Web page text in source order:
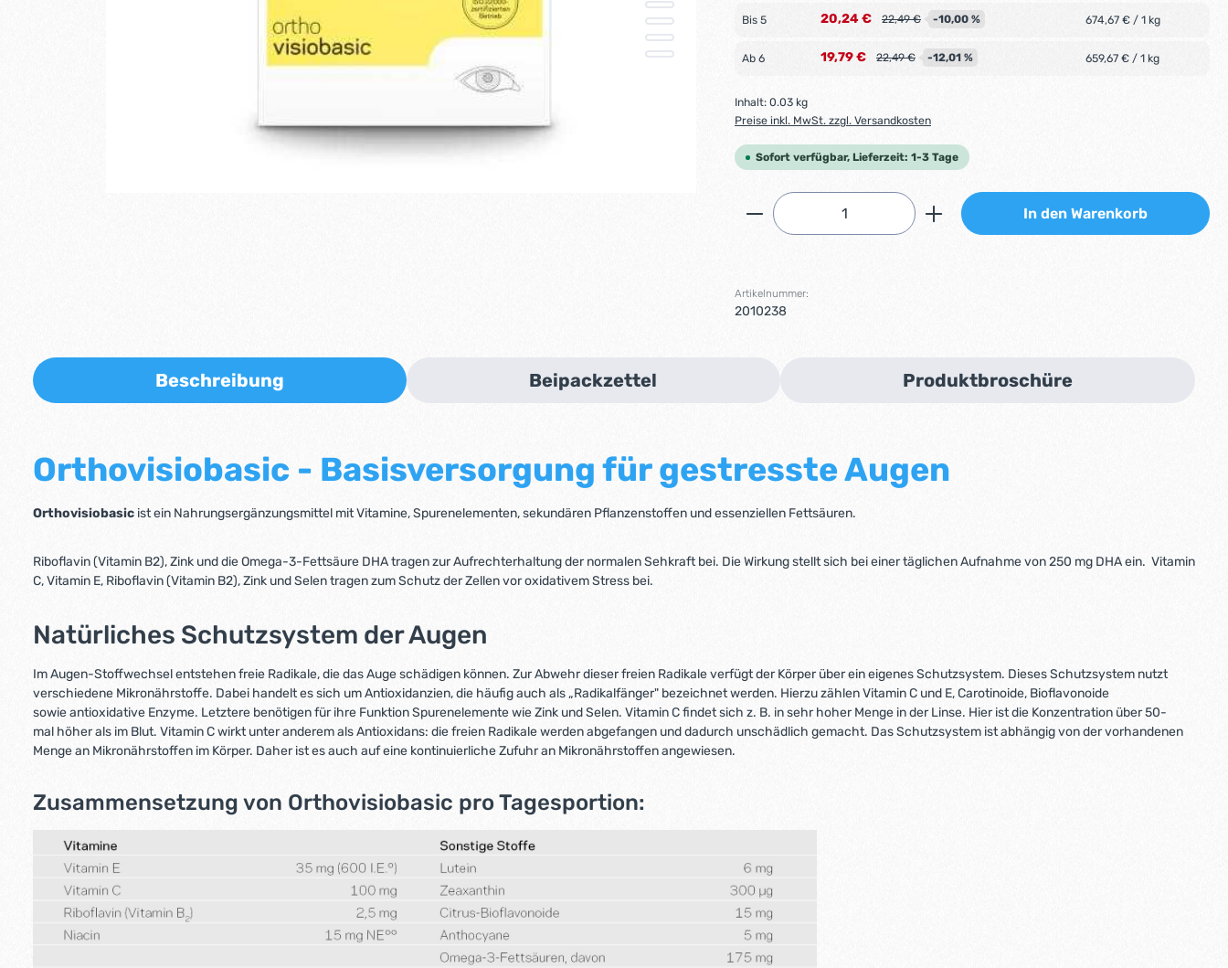
Bis 5 20,24 € 22,49 € -10,00 % 674,67 € / 1 kg
Ab 6 19,79 € 22,49 € -12,01 % 659,67 € / 1 kg
Inhalt: 0.03 kg
Preise inkl. MwSt. zzgl. Versandkosten
Sofort verfügbar, Lieferzeit: 1-3 Tage
Produkt Anzahl: Gib den gewünschten Wert
In den Warenkorb
Artikelnummer:
2010238
Beschreibung Beipackzettel Produktbroschüre
Orthovisiobasic - Basisversorgung für gestresste Augen
Orthovisiobasic ist ein Nahrungsergänzungsmittel mit Vitamine, Spurenelementen, sekundären Pflanzenstoffen und essenziellen Fettsäuren.
Riboflavin (Vitamin B2), Zink und die Omega-3-Fettsäure DHA tragen zur Aufrechterhaltung der normalen Sehkraft bei. Die Wirkung stellt sich bei einer täglichen Aufnahme von 250 mg DHA ein. Vitamin
C, Vitamin E, Riboflavin (Vitamin B2), Zink und Selen tragen zum Schutz der Zellen vor oxidativem Stress bei.
Natürliches Schutzsystem der Augen
Im Augen-Stoffwechsel entstehen freie Radikale, die das Auge schädigen können. Zur Abwehr dieser freien Radikale verfügt der Körper über ein eigenes Schutzsystem. Dieses Schutzsystem nutzt
verschiedene Mikronährstoffe. Dabei handelt es sich um Antioxidanzien, die häufig auch als „Radikalfänger" bezeichnet werden. Hierzu zählen Vitamin C und E, Carotinoide, Bioflavonoide
sowie antioxidative Enzyme. Letztere benötigen für ihre Funktion Spurenelemente wie Zink und Selen. Vitamin C findet sich z. B. in sehr hoher Menge in der Linse. Hier ist die Konzentration über 50-
mal höher als im Blut. Vitamin C wirkt unter anderem als Antioxidans: die freien Radikale werden abgefangen und dadurch unschädlich gemacht. Das Schutzsystem ist abhängig von der vorhandenen
Menge an Mikronährstoffen im Körper. Daher ist es auch auf eine kontinuierliche Zufuhr an Mikronährstoffen angewiesen.
Zusammensetzung von Orthovisiobasic pro Tagesportion: